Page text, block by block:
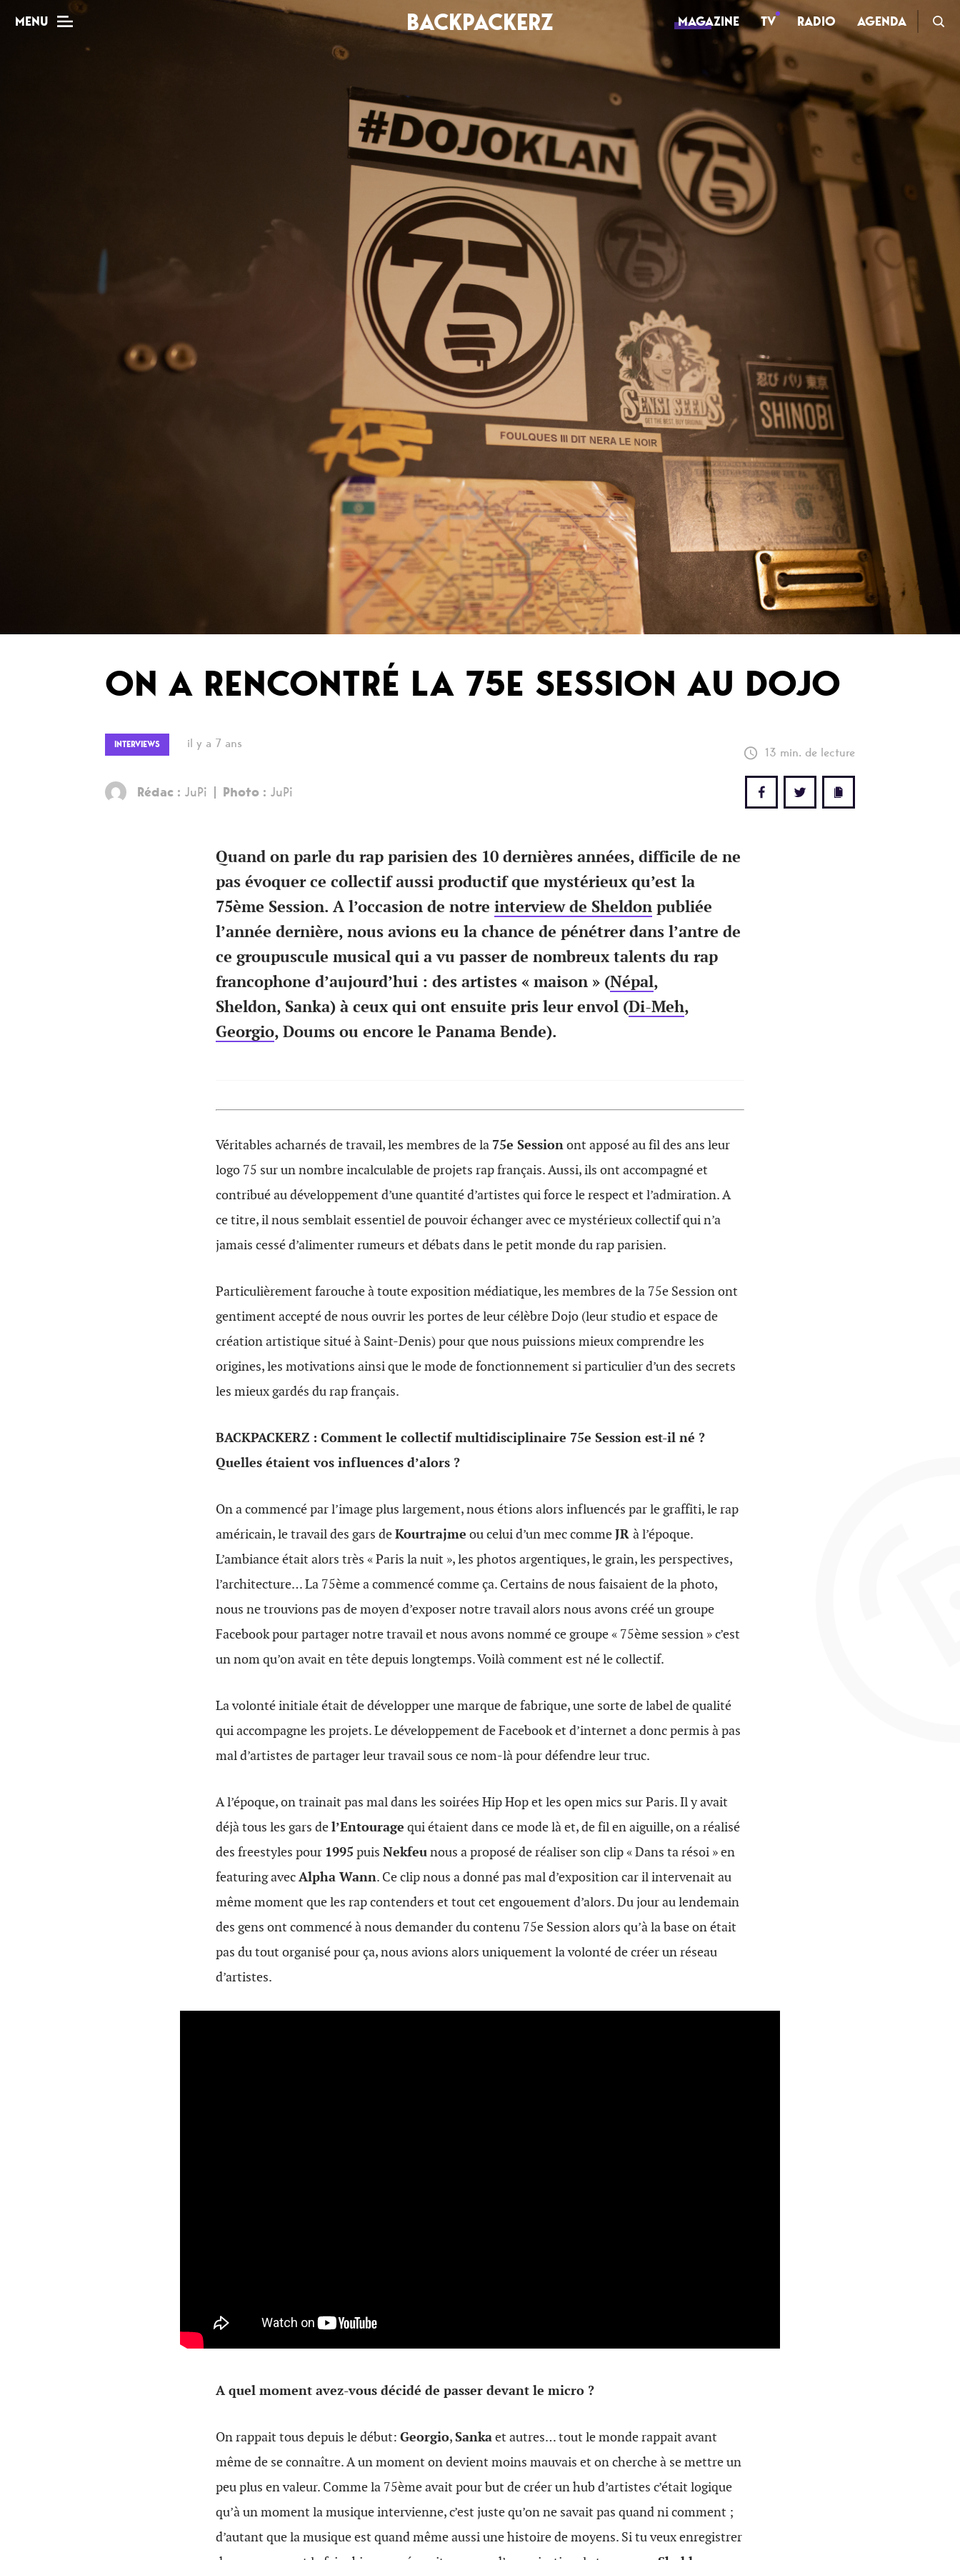
MENU BACKPACKERZ MAGAZINE TV RADIO AGENDA
Sorties
AGENDA
Paris
Festivals
RADIO
Playlists
Podcasts
Mixes
TV
Clips
Live
Documentaires
Web-séries
ON A RENCONTRÉ LA 75E SESSION AU DOJO
INTERVIEWS il y a 7 ans
13 min. de lecture
Rédac : JuPi Photo : JuPi
Quand on parle du rap parisien des 10 dernières années, difficile de ne
pas évoquer ce collectif aussi productif que mystérieux qu’est la
75ème Session. A l’occasion de notre interview de Sheldon publiée
l’année dernière, nous avions eu la chance de pénétrer dans l’antre de
ce groupuscule musical qui a vu passer de nombreux talents du rap
francophone d’aujourd’hui : des artistes « maison » (Népal,
Sheldon, Sanka) à ceux qui ont ensuite pris leur envol (Di-Meh,
Georgio, Doums ou encore le Panama Bende).
Véritables acharnés de travail, les membres de la 75e Sessionont apposé au fil des ans leur
logo 75 sur un nombre incalculable de projets rap français. Aussi, ils ont accompagné et
contribué au développement d’une quantité d’artistes qui force le respect et l’admiration. A
ce titre, il nous semblait essentiel de pouvoir échanger avec ce mystérieux collectif qui n’a
jamais cessé d’alimenter rumeurs et débats dans le petit monde du rap parisien.
Particulièrement farouche à toute exposition médiatique, les membres de la 75e Session ont
gentiment accepté de nous ouvrir les portes de leur célèbre Dojo (leur studio et espace de
création artistique situé à Saint-Denis) pour que nous puissions mieux comprendre les
origines, les motivations ainsi que le mode de fonctionnement si particulier d’un des secrets
les mieux gardés du rap français.
BACKPACKERZ : Comment le collectif multidisciplinaire 75e Session est-il né ?
Quelles étaient vos influences d’alors ?
On a commencé par l’image plus largement, nous étions alors influencés par le graffiti, le rap
américain, le travail des gars deKourtrajme ou celui d’un mec commeJR à l’époque.
L’ambiance était alors très « Paris la nuit », les photos argentiques, le grain, les perspectives,
l’architecture… La 75ème a commencé comme ça. Certains de nous faisaient de la photo,
nous ne trouvions pas de moyen d’exposer notre travail alors nous avons créé un groupe
Facebook pour partager notre travail et nous avons nommé ce groupe « 75ème session » c’est
un nom qu’on avait en tête depuis longtemps. Voilà comment est né le collectif.
La volonté initiale était de développer une marque de fabrique, une sorte de label de qualité
qui accompagne les projets. Le développement de Facebook et d’internet a donc permis à pas
mal d’artistes de partager leur travail sous ce nom-là pour défendre leur truc.
A l’époque, on trainait pas mal dans les soirées Hip Hop et les open mics sur Paris. Il y avait
déjà tous les gars del’Entourage qui étaient dans ce mode là et, de fil en aiguille, on a réalisé
des freestyles pour 1995 puis Nekfeunous a proposé de réaliser son clip « Dans ta résoi » en
featuring avecAlpha Wann. Ce clip nous a donné pas mal d’exposition car il intervenait au
même moment que les rap contenders et tout cet engouement d’alors. Du jour au lendemain
des gens ont commencé à nous demander du contenu 75e Session alors qu’à la base on était
pas du tout organisé pour ça, nous avions alors uniquement la volonté de créer un réseau
d’artistes.
A quel moment avez-vous décidé de passer devant le micro ?
On rappait tous depuis le début: Georgio,Sankaet autres… tout le monde rappait avant
même de se connaître. A un moment on devient moins mauvais et on cherche à se mettre un
peu plus en valeur. Comme la 75ème avait pour but de créer un hub d’artistes c’était logique
qu’à un moment la musique intervienne, c’est juste qu’on ne savait pas quand ni comment ;
d’autant que la musique est quand même aussi une histoire de moyens. Si tu veux enregistrer